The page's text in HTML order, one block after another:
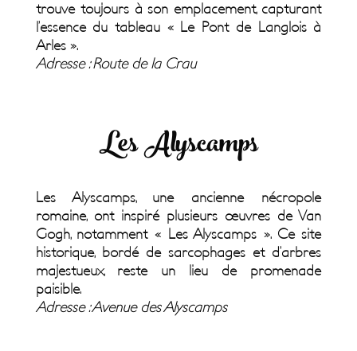
trouve toujours à son emplacement, capturant
l’essence du tableau « Le Pont de Langlois à
Arles ».
Adresse : Route de la Crau
Les Alyscamps
Les Alyscamps, une ancienne nécropole
romaine, ont inspiré plusieurs œuvres de Van
Gogh, notamment « Les Alyscamps ». Ce site
historique, bordé de sarcophages et d’arbres
majestueux, reste un lieu de promenade
paisible.
Adresse : Avenue des Alyscamps